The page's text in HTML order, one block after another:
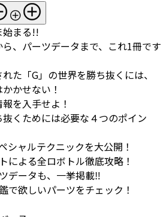
始まる!!
、パーツデータまで、これ1冊です
た「G」の世界を勝ち抜くには、
かせない！
を入手せよ！
抜くためには必要な４つのポイン
シャルテクニックを大公開！
による全ロボトル徹底攻略！
データも、一挙掲載‼
で欲しいパーツをチェック！